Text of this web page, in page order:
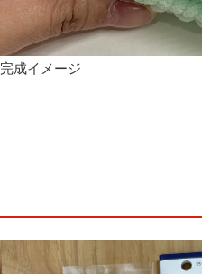
完成イメージ